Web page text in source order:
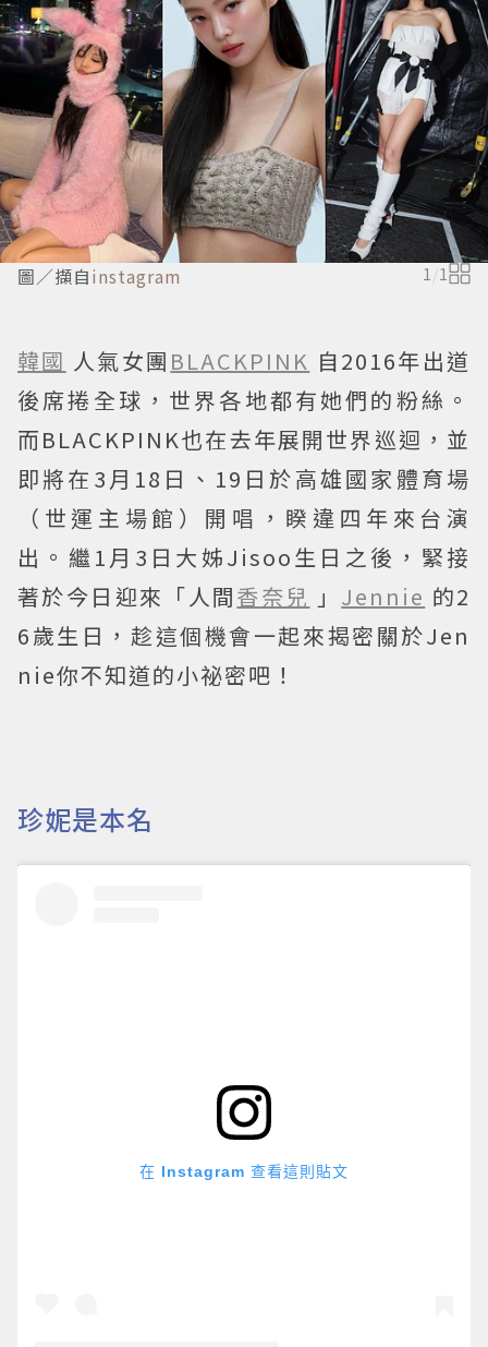
圖／擷自instagram 1 /1
韓國 人氣女團 BLACKPINK 自2016年出道
後席捲全球，世界各地都有她們的粉絲。
而BLACKPINK也在去年展開世界巡迴，並
即將在3月18日、19日於高雄國家體育場
（世運主場館）開唱，睽違四年來台演
出。繼1月3日大姊Jisoo生日之後，緊接
著於今日迎來「人間香奈兒 」 Jennie 的2
6歲生日，趁這個機會一起來揭密關於Jen
nie你不知道的小祕密吧！
珍妮是本名
在 Instagram 查看這則貼文